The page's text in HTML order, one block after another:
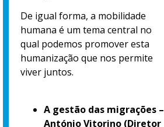
De igual forma, a mobilidade
humana é um tema central no
qual podemos promover esta
humanização que nos permite
viver juntos.
A gestão das migrações –
António Vitorino (Diretor